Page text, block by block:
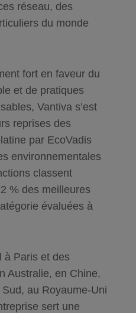
réseau, des
du monde
fort en faveur du
et de pratiques
Vantiva s’est
reprises des
par EcoVadis
environnementales
classent
% des meilleures
évaluées à
à Paris et des
Australie, en Chine,
au Royaume-Uni
sert une